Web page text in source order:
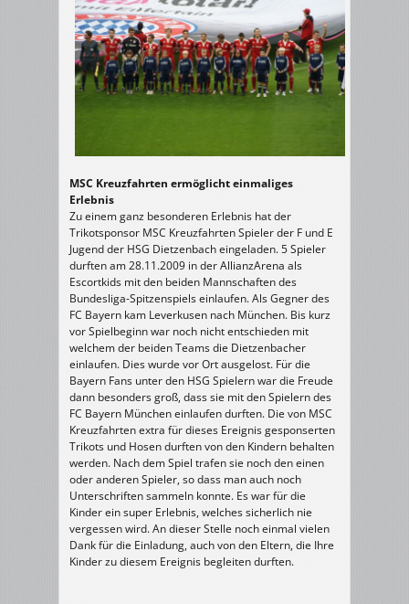
MSC Kreuzfahrten ermöglicht einmaliges
Erlebnis
Zu einem ganz besonderen Erlebnis hat der
Trikotsponsor MSC Kreuzfahrten Spieler der F und E
Jugend der HSG Dietzenbach eingeladen. 5 Spieler
durften am 28.11.2009 in der AllianzArena als
Escortkids mit den beiden Mannschaften des
Bundesliga-Spitzenspiels einlaufen. Als Gegner des
FC Bayern kam Leverkusen nach München. Bis kurz
vor Spielbeginn war noch nicht entschieden mit
welchem der beiden Teams die Dietzenbacher
einlaufen. Dies wurde vor Ort ausgelost. Für die
Bayern Fans unter den HSG Spielern war die Freude
dann besonders groß, dass sie mit den Spielern des
FC Bayern München einlaufen durften. Die von MSC
Kreuzfahrten extra für dieses Ereignis gesponserten
Trikots und Hosen durften von den Kindern behalten
werden. Nach dem Spiel trafen sie noch den einen
oder anderen Spieler, so dass man auch noch
Unterschriften sammeln konnte. Es war für die
Kinder ein super Erlebnis, welches sicherlich nie
vergessen wird. An dieser Stelle noch einmal vielen
Dank für die Einladung, auch von den Eltern, die Ihre
Kinder zu diesem Ereignis begleiten durften.